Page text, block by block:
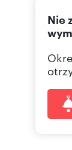
Nie